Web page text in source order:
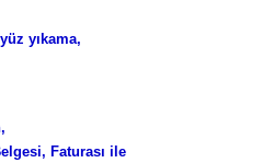
yıkama,
Faturası ile